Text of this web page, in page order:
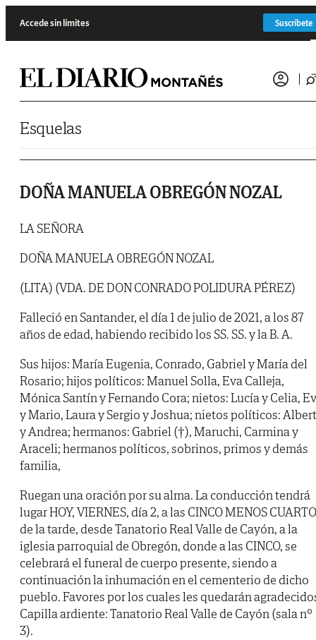
Accede sin límites Suscríbete
Esquelas
DOÑA MANUELA OBREGÓN NOZAL
LA SEÑORA
DOÑA MANUELA OBREGÓN NOZAL
(LITA) (VDA. DE DON CONRADO POLIDURA PÉREZ)
Falleció en Santander, el día 1 de julio de 2021, a los 87
años de edad, habiendo recibido los SS. SS. y la B. A.
Sus hijos: María Eugenia, Conrado, Gabriel y María del
Rosario; hijos políticos: Manuel Solla, Eva Calleja,
Mónica Santín y Fernando Cora; nietos: Lucía y Celia,
y Mario, Laura y Sergio y Joshua; nietos políticos:
y Andrea; hermanos: Gabriel (†), Maruchi, Carmina y
Araceli; hermanos políticos, sobrinos, primos y demás
familia,
Ruegan una oración por su alma. La conducción tendrá
lugar HOY, VIERNES, día 2, a las CINCO MENOS CUARTO
de la tarde, desde Tanatorio Real Valle de Cayón, a la
iglesia parroquial de Obregón, donde a las CINCO, se
celebrará el funeral de cuerpo presente, siendo a
continuación la inhumación en el cementerio de dicho
pueblo. Favores por los cuales les quedarán
Capilla ardiente: Tanatorio Real Valle de Cayón (sala nº
3).